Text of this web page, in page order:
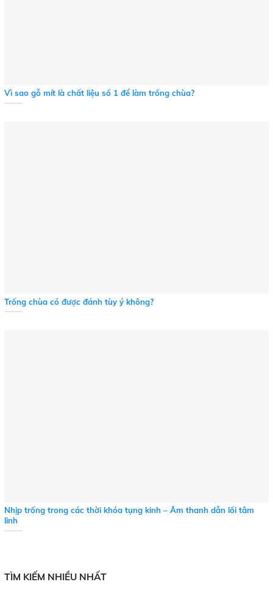
Vì sao gỗ mít là chất liệu số 1 để làm trống chùa?
Trống chùa có được đánh tùy ý không?
Nhịp trống trong các thời khóa tụng kinh – Âm thanh dẫn lối tâm
linh
TÌM KIẾM NHIỀU NHẤT